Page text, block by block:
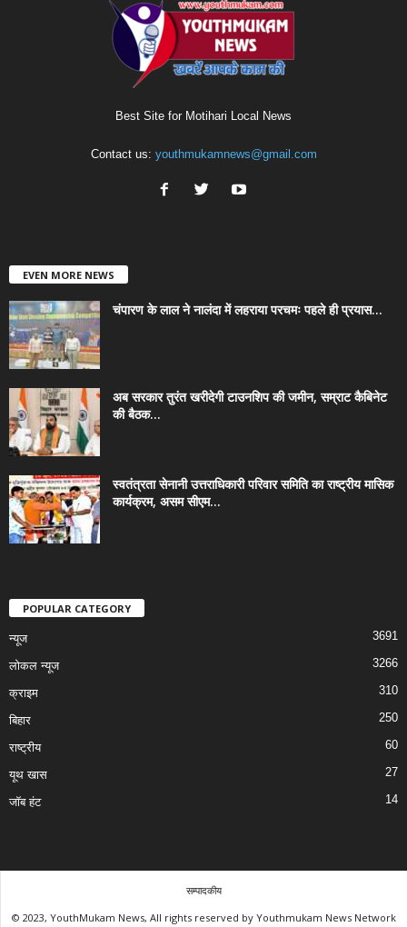
Best Site for Motihari Local News
Contact us: youthmukamnews@gmail.com
EVEN MORE NEWS
चंपारण के लाल ने नालंदा में लहराया परचमः पहले ही प्रयास...
अब सरकार तुरंत खरीदेगी टाउनशिप की जमीन, सम्राट कैबिनेट
की बैठक...
स्वतंत्रता सेनानी उत्तराधिकारी परिवार समिति का राष्ट्रीय मासिक
कार्यक्रम, असम सीएम...
POPULAR CATEGORY
न्यूज 3691
लोकल न्यूज 3266
क्राइम 310
बिहार 250
राष्ट्रीय 60
यूथ खास 27
जॉब हंट 14
सम्पादकीय
© 2023, YouthMukam News, All rights reserved by Youthmukam News Network